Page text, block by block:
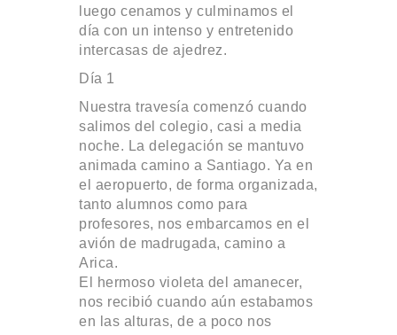
luego cenamos y culminamos el
día con un intenso y entretenido
intercasas de ajedrez.
Día 1
Nuestra travesía comenzó cuando
salimos del colegio, casi a media
noche. La delegación se mantuvo
animada camino a Santiago. Ya en
el aeropuerto, de forma organizada,
tanto alumnos como para
profesores, nos embarcamos en el
avión de madrugada, camino a
Arica.
El hermoso violeta del amanecer,
nos recibió cuando aún estabamos
en las alturas, de a poco nos